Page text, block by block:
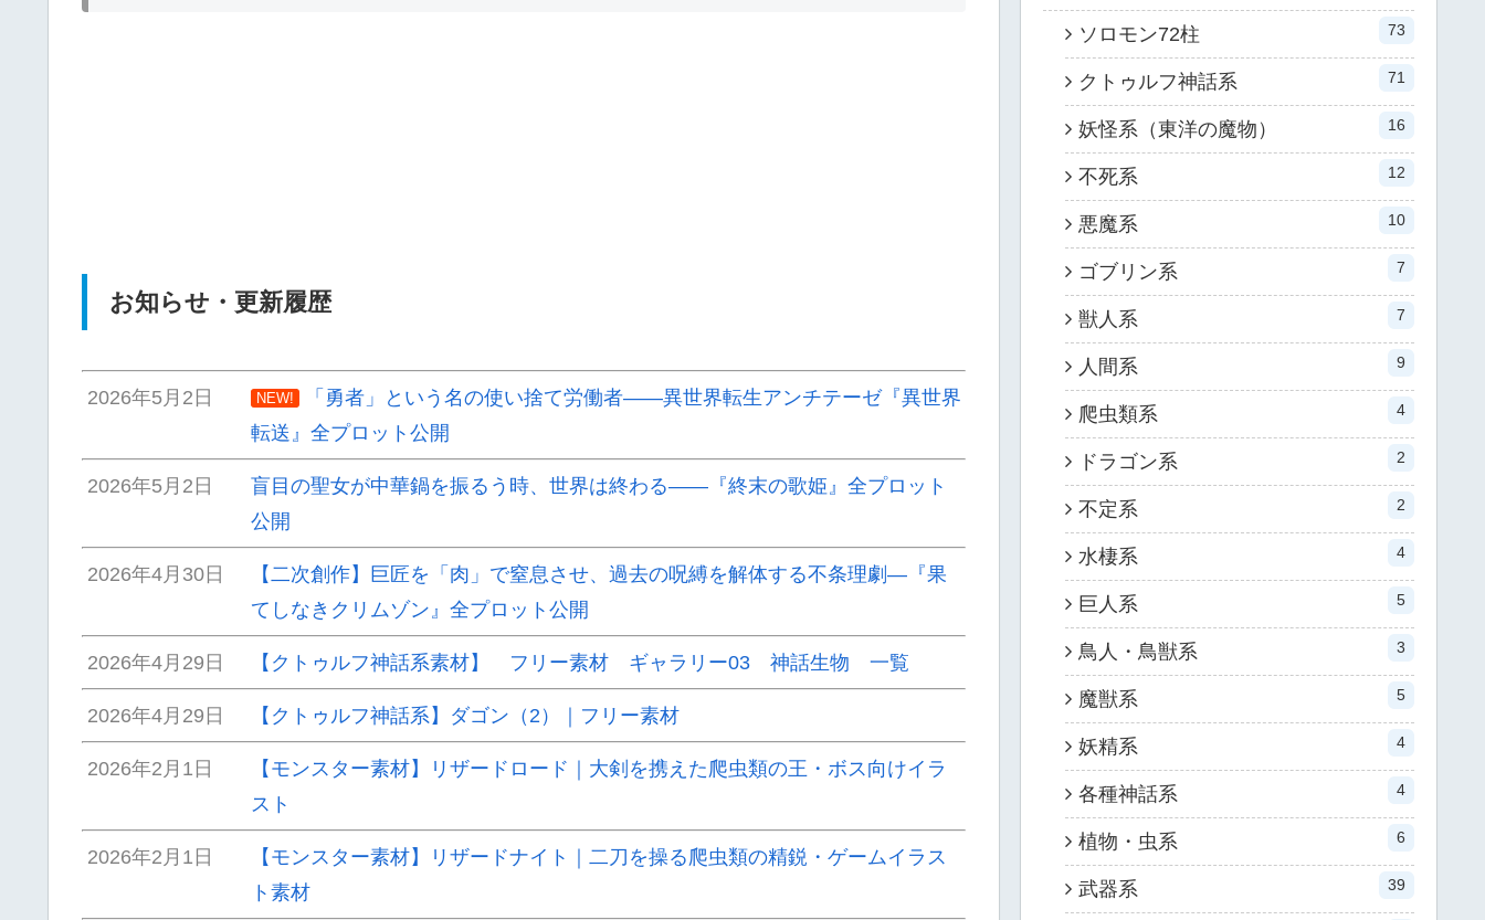
お知らせ・更新履歴
2026年5月2日 NEW!
「勇者」という名の使い捨て労働者――異世界転生アンチテーゼ『異世界
転送』全プロット公開
2026年5月2日
盲目の聖女が中華鍋を振るう時、世界は終わる――『終末の歌姫』全プロット
公開
2026年4月30日
【二次創作】巨匠を「肉」で窒息させ、過去の呪縛を解体する不条理劇―『果
てしなきクリムゾン』全プロット公開
2026年4月29日 【クトゥルフ神話系素材】 フリー素材 ギャラリー03 神話生物 一覧
2026年4月29日 【クトゥルフ神話系】ダゴン（2）｜フリー素材
2026年2月1日
【モンスター素材】リザードロード｜大剣を携えた爬虫類の王・ボス向けイラ
スト
2026年2月1日
【モンスター素材】リザードナイト｜二刀を操る爬虫類の精鋭・ゲームイラス
ト素材
ソロモン72柱 73
クトゥルフ神話系 71
妖怪系（東洋の魔物） 16
不死系 12
悪魔系 10
ゴブリン系 7
獣人系 7
人間系 9
爬虫類系 4
ドラゴン系 2
不定系 2
水棲系 4
巨人系 5
鳥人・鳥獣系 3
魔獣系 5
妖精系 4
各種神話系 4
植物・虫系 6
武器系 39